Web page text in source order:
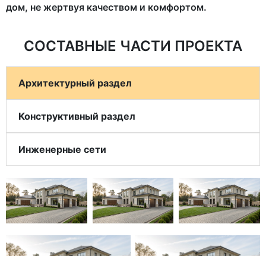
дом, не жертвуя качеством и комфортом.
СОСТАВНЫЕ ЧАСТИ ПРОЕКТА
Архитектурный раздел
Конструктивный раздел
Инженерные сети